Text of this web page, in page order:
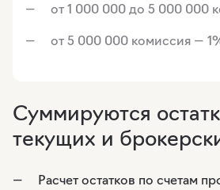
от 1 000 000 до 5 000 000
от 5 000 000 комиссия —
Суммируются
текущих и
Расчет остатков по счетам